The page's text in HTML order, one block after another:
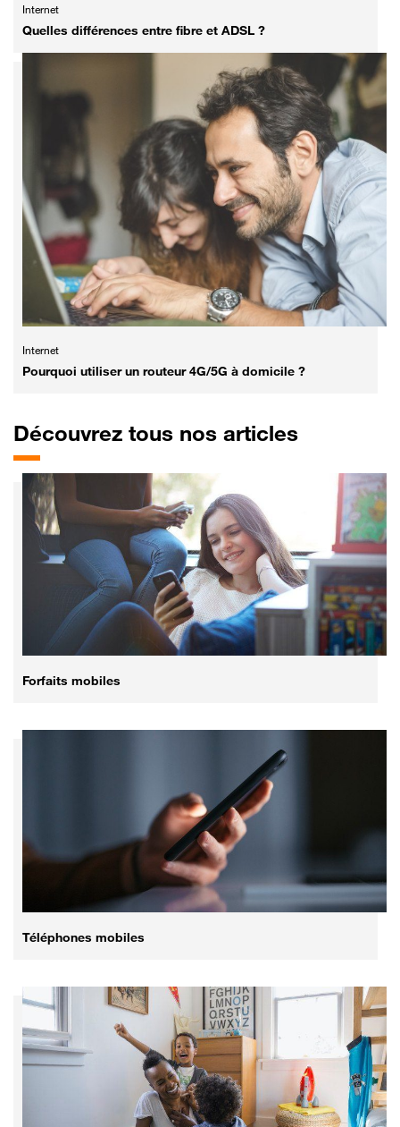
Internet
Quelles différences entre fibre et ADSL ?
Internet
Pourquoi utiliser un routeur 4G/5G à domicile ?
Découvrez tous nos articles
Forfaits mobiles
Téléphones mobiles